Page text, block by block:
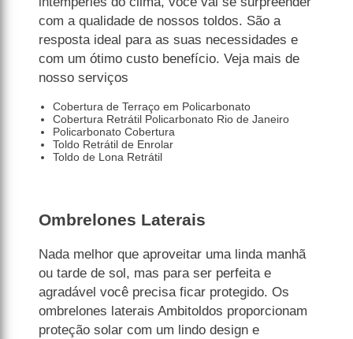
com a qualidade de nossos toldos. São a
resposta ideal para as suas necessidades e
com um ótimo custo benefício. Veja mais de
nosso serviços
Cobertura de Terraço em Policarbonato
Cobertura Retrátil Policarbonato Rio de Janeiro
Policarbonato Cobertura
Toldo Retrátil de Enrolar
Toldo de Lona Retrátil
Ombrelones Laterais
Nada melhor que aproveitar uma linda manhã
ou tarde de sol, mas para ser perfeita e
agradável você precisa ficar protegido. Os
ombrelones laterais Ambitoldos proporcionam
proteção solar com um lindo design e